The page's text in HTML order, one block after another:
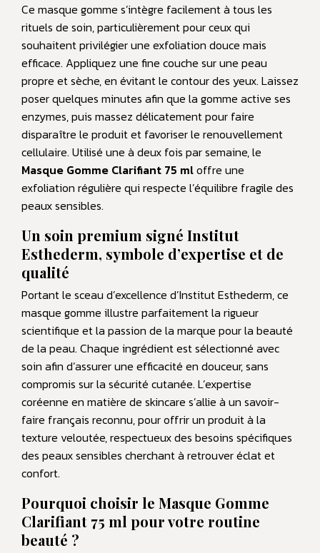
Ce masque gomme s’intègre facilement à tous les
rituels de soin, particulièrement pour ceux qui
souhaitent privilégier une exfoliation douce mais
efficace. Appliquez une fine couche sur une peau
propre et sèche, en évitant le contour des yeux. Laissez
poser quelques minutes afin que la gomme active ses
enzymes, puis massez délicatement pour faire
disparaître le produit et favoriser le renouvellement
cellulaire. Utilisé une à deux fois par semaine, le
Masque Gomme Clarifiant 75 mloffre une
exfoliation régulière qui respecte l’équilibre fragile des
peaux sensibles.
Un soin premium signé Institut
Esthederm, symbole d’expertise et de
qualité
Portant le sceau d’excellence d’Institut Esthederm, ce
masque gomme illustre parfaitement la rigueur
scientifique et la passion de la marque pour la beauté
de la peau. Chaque ingrédient est sélectionné avec
soin afin d’assurer une efficacité en douceur, sans
compromis sur la sécurité cutanée. L’expertise
coréenne en matière de skincare s’allie à un savoir-
faire français reconnu, pour offrir un produit à la
texture veloutée, respectueux des besoins spécifiques
des peaux sensibles cherchant à retrouver éclat et
confort.
Pourquoi choisir le Masque Gomme
Clarifiant 75 ml pour votre routine
beauté ?